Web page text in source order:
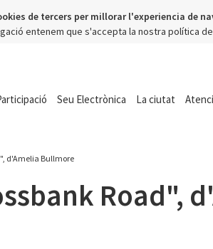
de tercers per millorar l'experiencia de
entenem que s'accepta la nostra política
Seu Electrònica La ciutat
d'Amelia Bullmore
Road",